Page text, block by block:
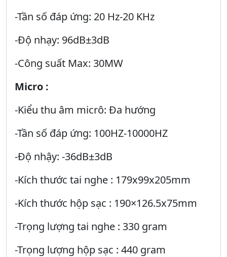
-Tần số đáp ứng: 20 Hz-20 KHz
-Độ nhạy: 96dB±3dB
-Công suất Max: 30MW
Micro :
-Kiểu thu âm micrô: Đa hướng
-Tần số đáp ứng: 100HZ-10000HZ
-Độ nhậy: -36dB±3dB
-Kích thước tai nghe : 179x99x205mm
-Kích thước hộp sạc : 190×126.5x75mm
-Trọng lượng tai nghe : 330 gram
-Trọng lượng hộp sạc : 440 gram